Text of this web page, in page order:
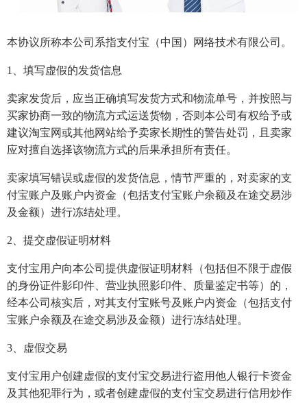
本协议所称本公司系指支付宝（中国）网络技术有限公司。
1、填写虚假的发货信息
卖家发货后，应当正确填写发货方式和物流单号，并按照与
买家协商一致的物流方式运送货物，否则本公司有权给予或
建议淘宝网或其他网站给予卖家长期性的警告处罚，且卖家
应对擅自选择该物流方式的后果承担所有责任。
卖家填写错误或虚假的发货信息，情节严重的，对卖家的支
付宝账户及账户内资金（包括支付宝账户余额及在途交易涉
及金额）进行冻结处理。
2、提交虚假证明材料
支付宝用户向本公司提供虚假证明材料（包括但不限于虚假
的身份证件影印件、营业执照影印件、质量鉴定书等）的，
经本公司核实后，对其支付宝账号及账户内资金（包括支付
宝账户余额及在途交易涉及金额）进行冻结处理。
3、虚假交易
支付宝用户创建虚假的支付宝交易进行盗用他人银行卡资金
及其他犯罪行为，或者创建虚假的支付宝交易进行信用炒作